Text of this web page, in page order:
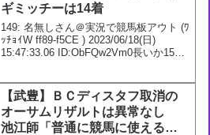
ギミッチーは14着
149: 名無しさん＠実況で競馬板アウト (ﾜ
ｯﾁｮｲW ff89-f5CE ) 2023/06/18(日)
15:47:33.06 ID:ObFQw2Vm0長いか152:
【武豊】ＢＣディスタフ取消の
オーサムリザルトは異常なし
池江師「普通に競馬に使えるよ